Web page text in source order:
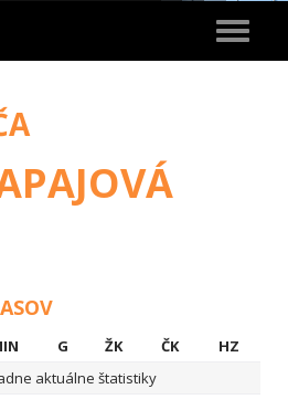
Toggle
G ŽK ČK
HZ
aktuálne štatistiky